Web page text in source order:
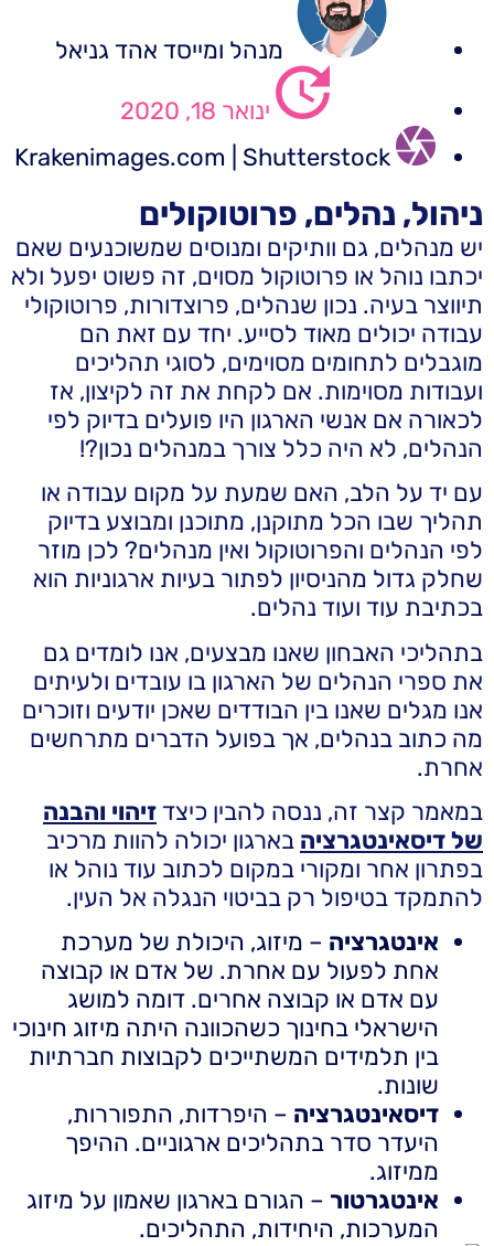
מנהל ומייסד אהד גניאל
ינואר 18, 2020
Krakenimages.com | Shutterstock
ניהול, נהלים, פרוטוקולים
יש מנהלים, גם וותיקים ומנוסים שמשוכנעים שאם
יכתבו נוהל או פרוטוקול מסוים, זה פשוט יפעל ולא
תיווצר בעיה. נכון שנהלים, פרוצדורות, פרוטוקולי
עבודה יכולים מאוד לסייע. יחד עם זאת הם
מוגבלים לתחומים מסוימים, לסוגי תהליכים
ועבודות מסוימות. אם לקחת את זה לקיצון, אז
לכאורה אם אנשי הארגון היו פועלים בדיוק לפי
הנהלים, לא היה כלל צורך במנהלים נכון?!
עם יד על הלב, האם שמעת על מקום עבודה או
תהליך שבו הכל מתוקנן, מתוכנן ומבוצע בדיוק
לפי הנהלים והפרוטוקול ואין מנהלים? לכן מוזר
שחלק גדול מהניסיון לפתור בעיות ארגוניות הוא
בכתיבת עוד ועוד נהלים.
בתהליכי האבחון שאנו מבצעים, אנו לומדים גם
את ספרי הנהלים של הארגון בו עובדים ולעיתים
אנו מגלים שאנו בין הבודדים שאכן יודעים וזוכרים
מה כתוב בנהלים, אך בפועל הדברים מתרחשים
אחרת.
במאמר קצר זה, ננסה להבין כיצדזיהוי והבנה
של דיסאינטגרציה בארגון יכולה להוות מרכיב
בפתרון אחר ומקורי במקום לכתוב עוד נוהל או
להתמקד בטיפול רק בביטוי הנגלה אל העין.
אינטגרציה – מיזוג, היכולת של מערכת
אחת לפעול עם אחרת. של אדם או קבוצה
עם אדם או קבוצה אחרים. דומה למושג
הישראלי בחינוך כשהכוונה היתה מיזוג חינוכי
בין תלמידים המשתייכים לקבוצות חברתיות
שונות.
דיסאינטגרציה – היפרדות, התפוררות,
היעדר סדר בתהליכים ארגוניים. ההיפך
ממיזוג.
אינטגרטור – הגורם בארגון שאמון על מיזוג
המערכות, היחידות, התהליכים.